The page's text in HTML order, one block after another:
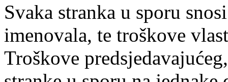
Svaka stranka u sporu
imenovala, te troškove
Troškove